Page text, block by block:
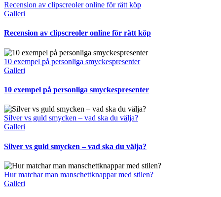
Recension av clipscreoler online för rätt köp
Galleri
Recension av clipscreoler online för rätt köp
10 exempel på personliga smyckespresenter
Galleri
10 exempel på personliga smyckespresenter
Silver vs guld smycken – vad ska du välja?
Galleri
Silver vs guld smycken – vad ska du välja?
Hur matchar man manschettknappar med stilen?
Galleri